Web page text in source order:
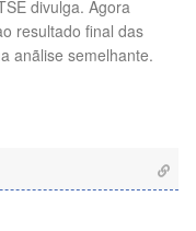
divulga. Agora
resultado final das
anãlise semelhante.